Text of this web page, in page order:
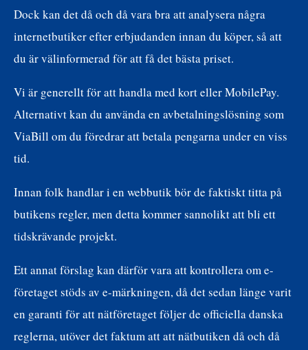
Dock kan det då och då vara bra att analysera några
internetbutiker efter erbjudanden innan du köper, så att
du är välinformerad för att få det bästa priset.
Vi är generellt för att handla med kort eller MobilePay.
Alternativt kan du använda en avbetalningslösning som
ViaBill om du föredrar att betala pengarna under en viss
tid.
Innan folk handlar i en webbutik bör de faktiskt titta på
butikens regler, men detta kommer sannolikt att bli ett
tidskrävande projekt.
Ett annat förslag kan därför vara att kontrollera om e-
företaget stöds av e-märkningen, då det sedan länge varit
en garanti för att nätföretaget följer de officiella danska
reglerna, utöver det faktum att att nätbutiken då och då